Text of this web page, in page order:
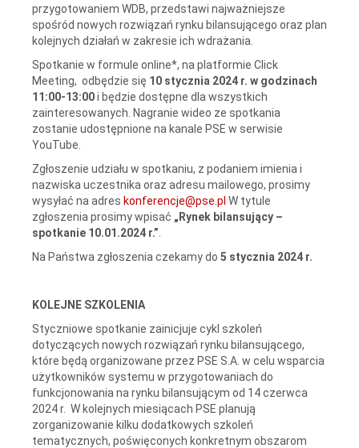
przygotowaniem WDB, przedstawi najważniejsze
spośród nowych rozwiązań rynku bilansującego oraz plan
kolejnych działań w zakresie ich wdrażania.
Spotkanie w formule online*, na platformie Click
Meeting, odbędzie się 10 stycznia 2024 r. w godzinach
11:00-13:00i będzie dostępne dla wszystkich
zainteresowanych. Nagranie wideo ze spotkania
zostanie udostępnione na kanale PSE w serwisie
YouTube.
Zgłoszenie udziału w spotkaniu, z podaniem imienia i
nazwiska uczestnika oraz adresu mailowego, prosimy
wysyłać na adres konferencje@pse.pl W tytule
zgłoszenia prosimy wpisać „Rynek bilansujący –
spotkanie 10.01.2024 r.”
Na Państwa zgłoszenia czekamy do 5 stycznia 2024 r.
KOLEJNE SZKOLENIA
Styczniowe spotkanie zainicjuje cykl szkoleń
dotyczących nowych rozwiązań rynku bilansującego,
które będą organizowane przez PSE S.A. w celu wsparcia
użytkowników systemu w przygotowaniach do
funkcjonowania na rynku bilansującym od 14 czerwca
2024 r. W kolejnych miesiącach PSE planują
zorganizowanie kilku dodatkowych szkoleń
tematycznych, poświęconych konkretnym obszarom